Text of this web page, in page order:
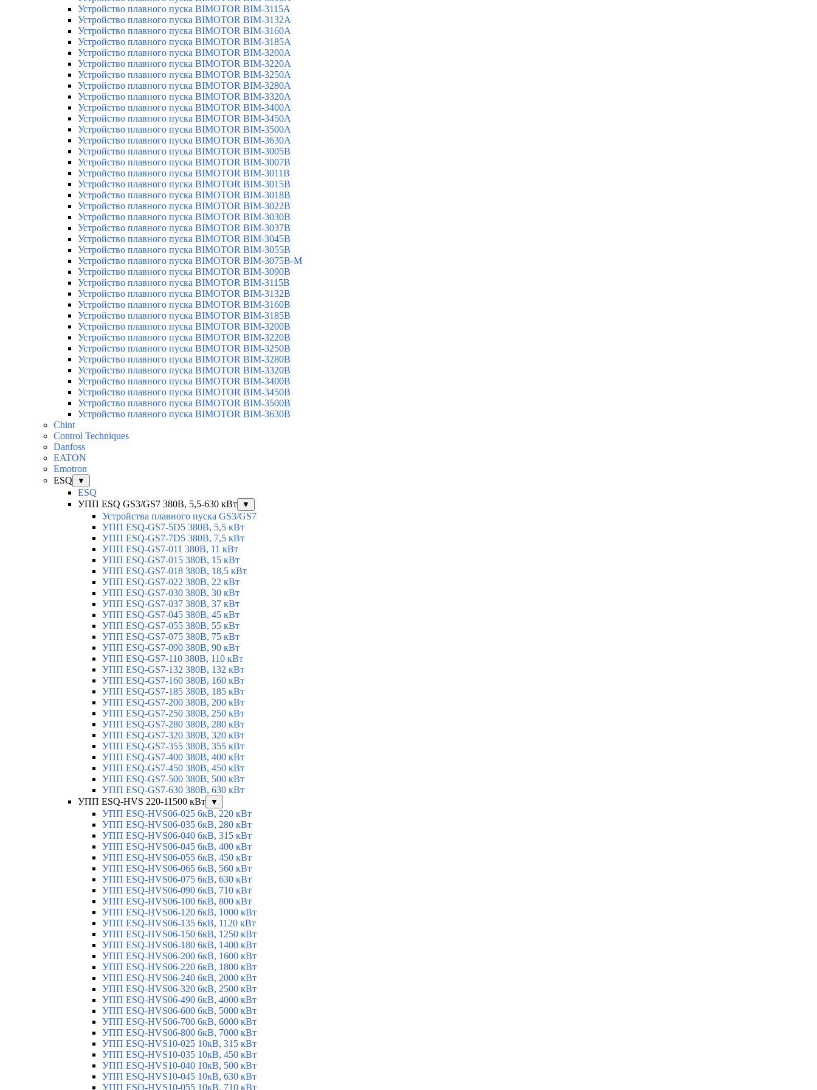
Устройство плавного пуска BIMOTOR BIM-3115A
Устройство плавного пуска BIMOTOR BIM-3132A
Устройство плавного пуска BIMOTOR BIM-3160A
Устройство плавного пуска BIMOTOR BIM-3185A
Устройство плавного пуска BIMOTOR BIM-3200A
Устройство плавного пуска BIMOTOR BIM-3220A
Устройство плавного пуска BIMOTOR BIM-3250A
Устройство плавного пуска BIMOTOR BIM-3280A
Устройство плавного пуска BIMOTOR BIM-3320A
Устройство плавного пуска BIMOTOR BIM-3400A
Устройство плавного пуска BIMOTOR BIM-3450A
Устройство плавного пуска BIMOTOR BIM-3500A
Устройство плавного пуска BIMOTOR BIM-3630A
Устройство плавного пуска BIMOTOR BIM-3005B
Устройство плавного пуска BIMOTOR BIM-3007B
Устройство плавного пуска BIMOTOR BIM-3011B
Устройство плавного пуска BIMOTOR BIM-3015B
Устройство плавного пуска BIMOTOR BIM-3018B
Устройство плавного пуска BIMOTOR BIM-3022B
Устройство плавного пуска BIMOTOR BIM-3030B
Устройство плавного пуска BIMOTOR BIM-3037B
Устройство плавного пуска BIMOTOR BIM-3045B
Устройство плавного пуска BIMOTOR BIM-3055B
Устройство плавного пуска BIMOTOR BIM-3075B-M
Устройство плавного пуска BIMOTOR BIM-3090B
Устройство плавного пуска BIMOTOR BIM-3115B
Устройство плавного пуска BIMOTOR BIM-3132B
Устройство плавного пуска BIMOTOR BIM-3160B
Устройство плавного пуска BIMOTOR BIM-3185B
Устройство плавного пуска BIMOTOR BIM-3200B
Устройство плавного пуска BIMOTOR BIM-3220B
Устройство плавного пуска BIMOTOR BIM-3250B
Устройство плавного пуска BIMOTOR BIM-3280B
Устройство плавного пуска BIMOTOR BIM-3320B
Устройство плавного пуска BIMOTOR BIM-3400B
Устройство плавного пуска BIMOTOR BIM-3450B
Устройство плавного пуска BIMOTOR BIM-3500B
Устройство плавного пуска BIMOTOR BIM-3630B
Chint
Control Techniques
Danfoss
EATON
Emotron
ESQ
▼
ESQ
УПП ESQ GS3/GS7 380В, 5,5-630 кВт
▼
Устройства плавного пуска GS3/GS7
УПП ESQ-GS7-5D5 380В, 5,5 кВт
УПП ESQ-GS7-7D5 380В, 7,5 кВт
УПП ESQ-GS7-011 380В, 11 кВт
УПП ESQ-GS7-015 380В, 15 кВт
УПП ESQ-GS7-018 380В, 18,5 кВт
УПП ESQ-GS7-022 380В, 22 кВт
УПП ESQ-GS7-030 380В, 30 кВт
УПП ESQ-GS7-037 380В, 37 кВт
УПП ESQ-GS7-045 380В, 45 кВт
УПП ESQ-GS7-055 380В, 55 кВт
УПП ESQ-GS7-075 380В, 75 кВт
УПП ESQ-GS7-090 380В, 90 кВт
УПП ESQ-GS7-110 380В, 110 кВт
УПП ESQ-GS7-132 380В, 132 кВт
УПП ESQ-GS7-160 380В, 160 кВт
УПП ESQ-GS7-185 380В, 185 кВт
УПП ESQ-GS7-200 380В, 200 кВт
УПП ESQ-GS7-250 380В, 250 кВт
УПП ESQ-GS7-280 380В, 280 кВт
УПП ESQ-GS7-320 380В, 320 кВт
УПП ESQ-GS7-355 380В, 355 кВт
УПП ESQ-GS7-400 380В, 400 кВт
УПП ESQ-GS7-450 380В, 450 кВт
УПП ESQ-GS7-500 380В, 500 кВт
УПП ESQ-GS7-630 380В, 630 кВт
УПП ESQ-HVS 220-11500 кВт
▼
УПП ESQ-HVS06-025 6кВ, 220 кВт
УПП ESQ-HVS06-035 6кВ, 280 кВт
УПП ESQ-HVS06-040 6кВ, 315 кВт
УПП ESQ-HVS06-045 6кВ, 400 кВт
УПП ESQ-HVS06-055 6кВ, 450 кВт
УПП ESQ-HVS06-065 6кВ, 560 кВт
УПП ESQ-HVS06-075 6кВ, 630 кВт
УПП ESQ-HVS06-090 6кВ, 710 кВт
УПП ESQ-HVS06-100 6кВ, 800 кВт
УПП ESQ-HVS06-120 6кВ, 1000 кВт
УПП ESQ-HVS06-135 6кВ, 1120 кВт
УПП ESQ-HVS06-150 6кВ, 1250 кВт
УПП ESQ-HVS06-180 6кВ, 1400 кВт
УПП ESQ-HVS06-200 6кВ, 1600 кВт
УПП ESQ-HVS06-220 6кВ, 1800 кВт
УПП ESQ-HVS06-240 6кВ, 2000 кВт
УПП ESQ-HVS06-320 6кВ, 2500 кВт
УПП ESQ-HVS06-490 6кВ, 4000 кВт
УПП ESQ-HVS06-600 6кВ, 5000 кВт
УПП ESQ-HVS06-700 6кВ, 6000 кВт
УПП ESQ-HVS06-800 6кВ, 7000 кВт
УПП ESQ-HVS10-025 10кВ, 315 кВт
УПП ESQ-HVS10-035 10кВ, 450 кВт
УПП ESQ-HVS10-040 10кВ, 500 кВт
УПП ESQ-HVS10-045 10кВ, 630 кВт
УПП ESQ-HVS10-055 10кВ, 710 кВт